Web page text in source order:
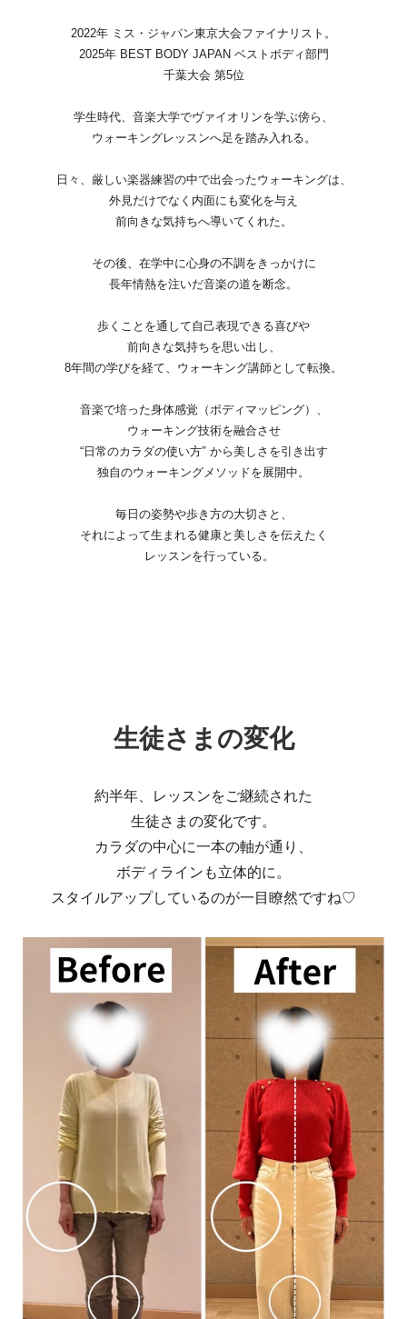
2022年 ミス・ジャパン東京大会ファイナリスト。
2025年 BEST BODY JAPAN ベストボディ部門
千葉大会 第5位
学生時代、音楽大学でヴァイオリンを学ぶ傍ら、
ウォーキングレッスンへ足を踏み入れる。
日々、厳しい楽器練習の中で出会ったウォーキングは、
外見だけでなく内面にも変化を与え
前向きな気持ちへ導いてくれた。
その後、在学中に心身の不調をきっかけに
長年情熱を注いだ音楽の道を断念。
歩くことを通して自己表現できる喜びや
前向きな気持ちを思い出し、
8年間の学びを経て、ウォーキング講師として転換。
音楽で培った身体感覚（ボディマッピング）、
ウォーキング技術を融合させ
“日常のカラダの使い方″ から美しさを引き出す
独自のウォーキングメソッドを展開中。
毎日の姿勢や歩き方の大切さと、
それによって生まれる健康と美しさを伝えたく
レッスンを行っている。
生徒さまの変化
約半年、レッスンをご継続された
生徒さまの変化です。
カラダの中心に一本の軸が通り、
ボディラインも立体的に。
スタイルアップしているのが一目瞭然ですね♡